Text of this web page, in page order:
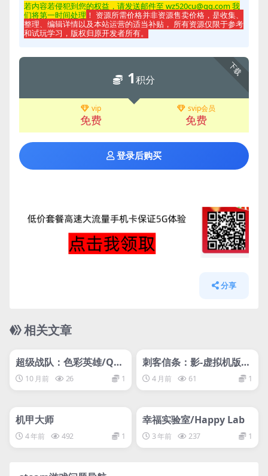
若内容若侵犯到您的权益，请发送邮件至 wz520cu@qq.com 我
们将第一时间处理 ！ 资源所需价格并非资源售卖价格，是收集、
整理、编辑详情以及本站运营的适当补贴， 所有资源仅限于参考
和试玩学习，版权归原开发者所有。
下载
1积分
vip
免费
svip会员
免费
登录后购买
分享
相关文章
网盘下载游戏
超级战队：色彩英雄/QU
ADRICOLOR: Ultra Sen
tai Color Ranger
10 月前 26 1
网盘下载游戏
刺客信条：影-虚拟机版/A
ssassin’s Creed Shado
ws HYPERVISOR
4 月前 61 1
机甲大师
4 年前 492 1
网盘下载游戏
幸福实验室/Happy Lab
3 年前 237 1